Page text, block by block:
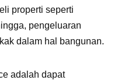
properti seperti
pengeluaran
dalam hal bangunan.
adalah dapat